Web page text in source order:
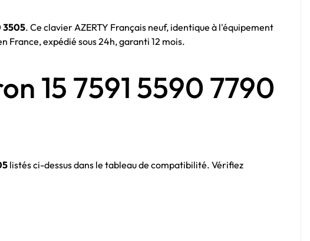
3505. Ce clavier AZERTY Français neuf, identique à l'équipement
expédié sous 24h, garanti 12 mois.
15 7591 5590 7790
listés ci-dessus dans le tableau de compatibilité. Vérifiez